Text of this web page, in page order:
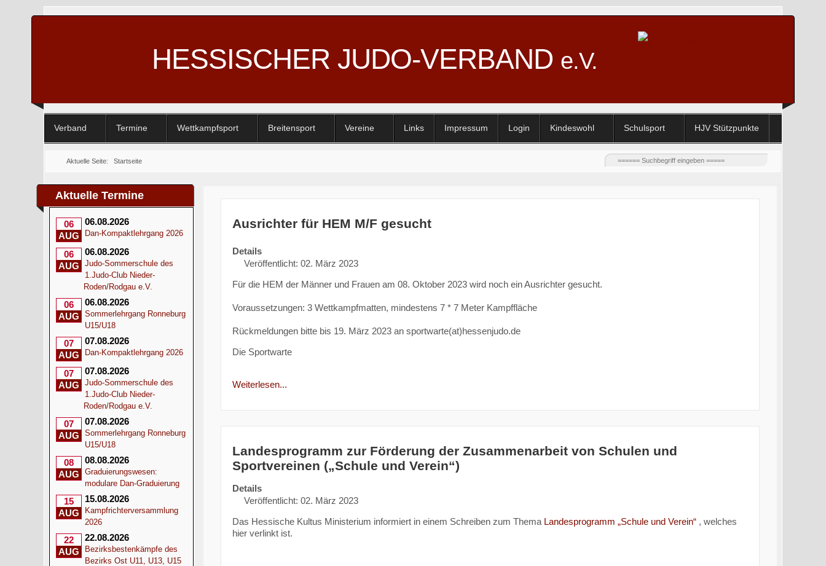
HESSISCHER JUDO-VERBAND e.V.
Verband Termine Wettkampfsport Breitensport Vereine Links Impressum Login Kindeswohl Schulsport HJV Stützpunkte
Aktuelle Seite:Startseite
Aktuelle Termine
06
AUG
06.08.2026
Dan-Kompaktlehrgang 2026
06
AUG
06.08.2026
Judo-Sommerschule des
1.Judo-Club Nieder-
Roden/Rodgau e.V.
06
AUG
06.08.2026
Sommerlehrgang Ronneburg
U15/U18
07
AUG
07.08.2026
Dan-Kompaktlehrgang 2026
07
AUG
07.08.2026
Judo-Sommerschule des
1.Judo-Club Nieder-
Roden/Rodgau e.V.
07
AUG
07.08.2026
Sommerlehrgang Ronneburg
U15/U18
08
AUG
08.08.2026
Graduierungswesen:
modulare Dan-Graduierung
15
AUG
15.08.2026
Kampfrichterversammlung
2026
22
AUG
22.08.2026
Bezirksbestenkämpfe des
Bezirks Ost U11, U13, U15
Ausrichter für HEM M/F gesucht
Details
Veröffentlicht: 02. März 2023
Für die HEM der Männer und Frauen am 08. Oktober 2023 wird noch ein Ausrichter gesucht.
Voraussetzungen: 3 Wettkampfmatten, mindestens 7 * 7 Meter Kampffläche
Rückmeldungen bitte bis 19. März 2023 an sportwarte(at)hessenjudo.de
Die Sportwarte
Weiterlesen...
Landesprogramm zur Förderung der Zusammenarbeit von Schulen und
Sportvereinen („Schule und Verein“)
Details
Veröffentlicht: 02. März 2023
Das Hessische Kultus Ministerium informiert in einem Schreiben zum Thema Landesprogramm „Schule und Verein“, welches
hier verlinkt ist.